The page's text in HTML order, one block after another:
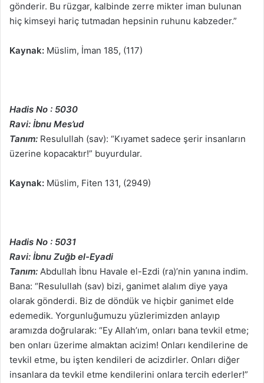
gönderir. Bu rüzgar, kalbinde zerre mikter iman bulunan
hiç kimseyi hariç tutmadan hepsinin ruhunu kabzeder.”
Kaynak: Müslim, İman 185, (117)
Hadis No : 5030
Ravi: İbnu Mes’ud
Tanım: Resulullah (sav): “Kıyamet sadece şerir insanların
üzerine kopacaktır!” buyurdular.
Kaynak: Müslim, Fiten 131, (2949)
Hadis No : 5031
Ravi: İbnu Zuğb el-Eyadi
Tanım: Abdullah İbnu Havale el-Ezdi (ra)’nin yanına indim.
Bana: “Resulullah (sav) bizi, ganimet alalım diye yaya
olarak gönderdi. Biz de döndük ve hiçbir ganimet elde
edemedik. Yorgunluğumuzu yüzlerimizden anlayıp
aramızda doğrularak: “Ey Allah’ım, onları bana tevkil etme;
ben onları üzerime almaktan acizim! Onları kendilerine de
tevkil etme, bu işten kendileri de acizdirler. Onları diğer
insanlara da tevkil etme kendilerini onlara tercih ederler!”